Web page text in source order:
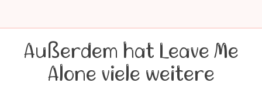
Außerdem hat Leave Me
Alone viele weitere